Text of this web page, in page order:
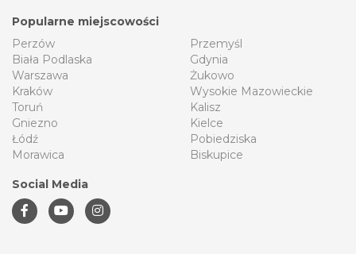
Popularne miejscowości
Perzów
Biała Podlaska
Warszawa
Kraków
Toruń
Gniezno
Łódź
Morawica
Przemyśl
Gdynia
Żukowo
Wysokie Mazowieckie
Kalisz
Kielce
Pobiedziska
Biskupice
Social Media